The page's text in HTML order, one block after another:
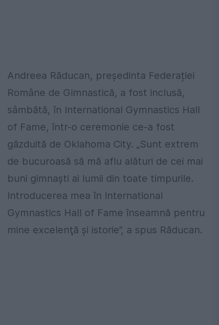
Andreea Răducan, președinta Federației
Române de Gimnastică, a fost inclusă,
sâmbătă, în International Gymnastics Hall
of Fame, într-o ceremonie ce-a fost
găzduită de Oklahoma City. „Sunt extrem
de bucuroasă să mă aflu alături de cei mai
buni gimnaşti ai lumii din toate timpurile.
Introducerea mea în International
Gymnastics Hall of Fame înseamnă pentru
mine excelenţă şi istorie”, a spus Răducan.